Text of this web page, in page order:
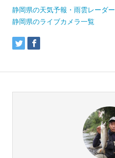
静岡県の天気予報・雨雲レーダー
静岡県のライブカメラ一覧